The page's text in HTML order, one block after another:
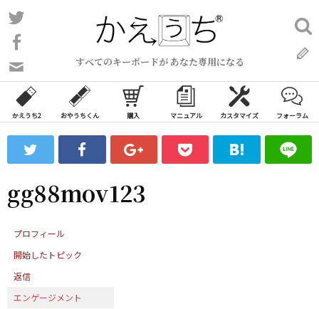
コ
ン
ン
ツ
ス
ッ
すべてのキーボードが あなた専用になる
い
合
わ
フ
ォ
ム
検
索:
かえうち2 おやうちくん 購入 マニュアル カスタマイズ フォーラム
gg88mov123
プロフィール
開始したトピック
返信
エンゲージメント